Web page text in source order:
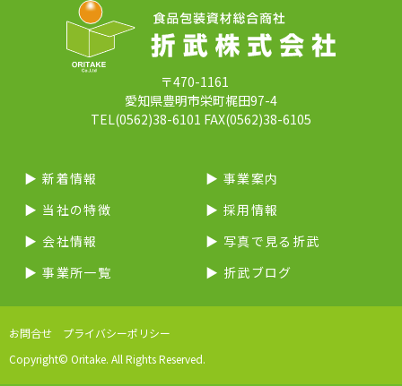
〒470-1161
愛知県豊明市栄町梶田97-4
TEL(0562)38-6101 FAX(0562)38-6105
▶︎ 新着情報
▶︎ 当社の特徴
▶︎ 会社情報
▶︎ 事業所一覧
▶︎ 事業案内
▶︎ 採用情報
▶︎ 写真で見る折武
▶︎ 折武ブログ
お問合せ
プライバシーポリシー
Copyright© Oritake. All Rights Reserved.